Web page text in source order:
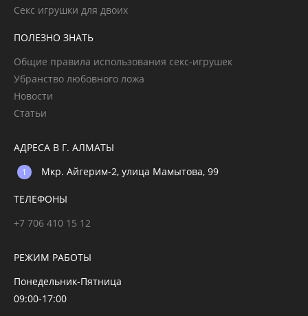
Секс игрушки для двоих
ПОЛЕЗНО ЗНАТЬ
Общие правила использования секс-игрушек
Убранство любовного ложа
Новости
Статьи
АДРЕСА В Г. АЛМАТЫ
Мкр. Айгерим-2, улица Мамытова, 99
ТЕЛЕФОНЫ
+7 706 410 15 12
РЕЖИМ РАБОТЫ
Понедельник-Пятница
09:00-17:00